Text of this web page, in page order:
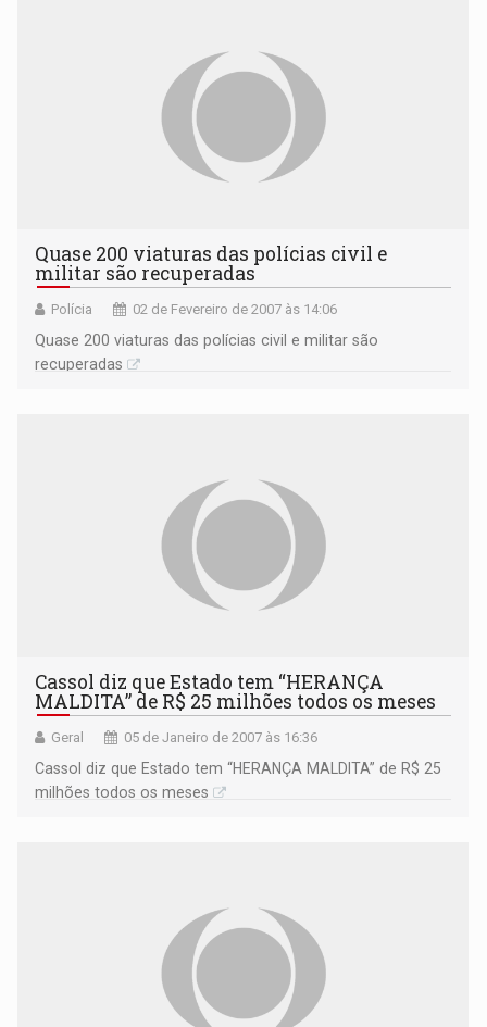
Quase 200 viaturas das polícias civil e
militar são recuperadas
Polícia 02 de Fevereiro de 2007 às 14:06
Quase 200 viaturas das polícias civil e militar são
recuperadas
Cassol diz que Estado tem “HERANÇA
MALDITA” de R$ 25 milhões todos os meses
Geral 05 de Janeiro de 2007 às 16:36
Cassol diz que Estado tem “HERANÇA MALDITA” de R$ 25
milhões todos os meses